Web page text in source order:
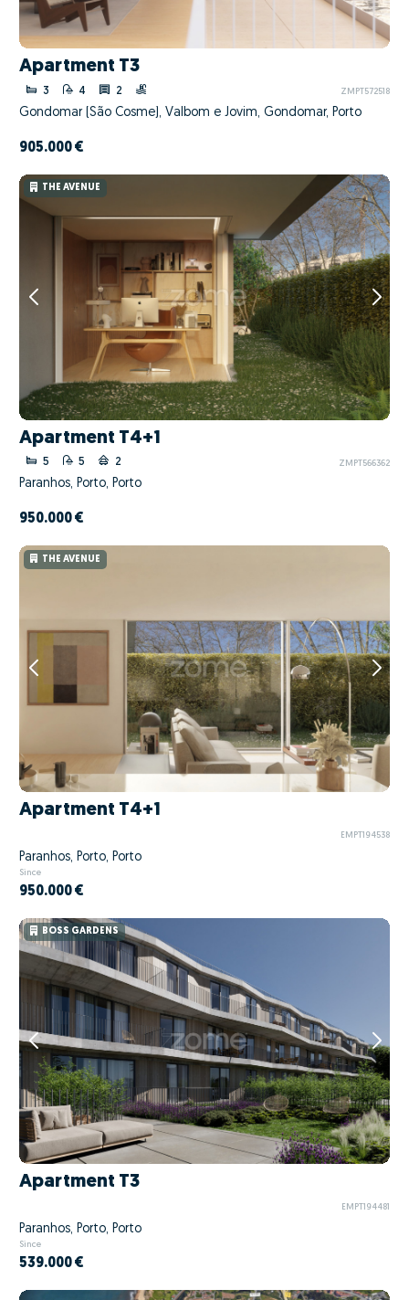
Apartment T3
3 4 2 ZMPT572518
Gondomar (São Cosme), Valbom e Jovim, Gondomar, Porto
905.000 €
THE AVENUE
Apartment T4+1
5 5 2 ZMPT566362
Paranhos, Porto, Porto
950.000 €
THE AVENUE
Apartment T4+1
EMPT194538
Paranhos, Porto, Porto
Since
950.000 €
BOSS GARDENS
Apartment T3
EMPT194481
Paranhos, Porto, Porto
Since
539.000 €